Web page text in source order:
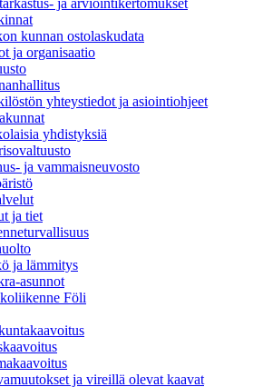
kunnan ostolaskudata
ja organisaatio
yhteystiedot ja asiointiohjeet
yhdistyksiä
ja vammaisneuvosto
ja tiet
ja lämmitys
asunnot
Föli
ja vireillä olevat kaavat